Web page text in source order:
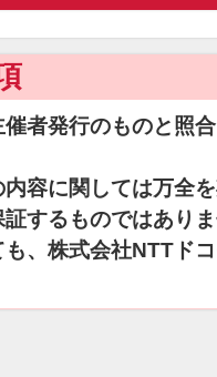
者発行のものと照
容に関しては万全
するものではあり
、株式会社NTTド